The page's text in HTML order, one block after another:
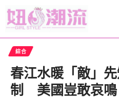
綜合
春江水暖「敵」
制 美國豈敢哀鳴